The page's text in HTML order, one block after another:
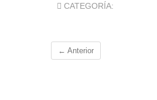
CATEGORÍA:
← Anterior